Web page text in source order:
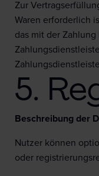
Zur
Waren erforderlich
das mit der
5.
Beschreibung der
Nutzer können
oder